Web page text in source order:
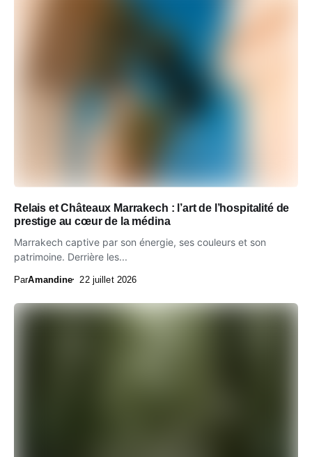
Relais et Châteaux Marrakech : l’art de l’hospitalité de
prestige au cœur de la médina
Marrakech captive par son énergie, ses couleurs et son
patrimoine. Derrière les...
ParAmandine 22 juillet 2026